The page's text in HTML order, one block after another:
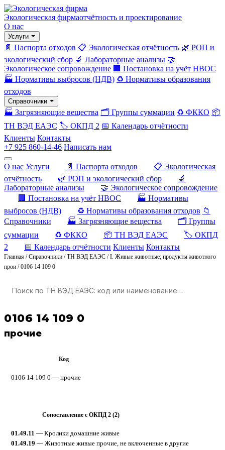
Экологическая фирмаотчётность и проектирование
О нас
Услуги
📄 Паспорта отходов 📋 Экологическая отчётность 🌿 РОП и
экологический сбор 🔬 Лабораторные анализы 🤝
Экологическое сопровождение 🏢 Постановка на учёт НВОС
🏭 Нормативы выбросов (НДВ) ♻️ Нормативы образования
отходов
Справочники
🏭 Загрязняющие вещества 🗂️ Группы суммации ♻️ ФККО 📦
ТН ВЭД ЕАЭС 🏷️ ОКПД 2 📅 Календарь отчётности
Клиенты Контакты
+7 925 860-14-46 Написать нам
О нас Услуги 📄 Паспорта отходов
📋 Экологическая
отчётность
🌿 РОП и экологический сбор
🔬
Лабораторные анализы
🤝 Экологическое сопровождение
🏢 Постановка на учёт НВОС
🏭 Нормативы
выбросов (НДВ)
♻️ Нормативы образования отходов 📁
Справочники
🏭 Загрязняющие вещества
🗂️ Группы
суммации
♻️ ФККО 📦 ТН ВЭД ЕАЭС
🏷️ ОКПД
2
📅 Календарь отчётности Клиенты Контакты
Главная /Справочники /ТН ВЭД ЕАЭС /I. Живые животные; продукты животного
прои /0106 14 109 0
0106 14 109 0
прочие
Код
0106 14 109 0 — прочие
Сопоставление с ОКПД 2 (2)
01.49.11 — Кролики домашние живые
01.49.19 — Животные живые прочие, не включенные в другие